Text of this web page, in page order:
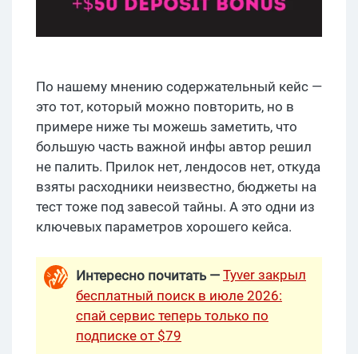
По нашему мнению содержательный кейс —
это тот, который можно повторить, но в
примере ниже ты можешь заметить, что
большую часть важной инфы автор решил
не палить. Прилок нет, лендосов нет, откуда
взяты расходники неизвестно, бюджеты на
тест тоже под завесой тайны. А это одни из
ключевых параметров хорошего кейса.
Интересно почитать — Tyver закрыл
бесплатный поиск в июле 2026:
спай сервис теперь только по
подписке от $79